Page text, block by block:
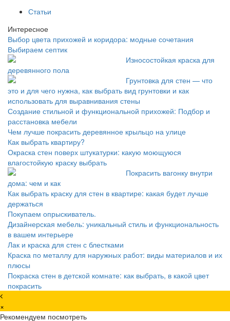
Статьи
Интересное
Выбор цвета прихожей и коридора: модные сочетания
Выбираем септик
Износостойкая краска для
деревянного пола
Грунтовка для стен — что
это и для чего нужна, как выбрать вид грунтовки и как
использовать для выравнивания стены
Создание стильной и функциональной прихожей: Подбор и
расстановка мебели
Чем лучше покрасить деревянное крыльцо на улице
Как выбрать квартиру?
Окраска стен поверх штукатурки: какую моющуюся
влагостойкую краску выбрать
Покрасить вагонку внутри
дома: чем и как
Как выбрать краску для стен в квартире: какая будет лучше
держаться
Покупаем опрыскиватель.
Дизайнерская мебель: уникальный стиль и функциональность
в вашем интерьере
Лак и краска для стен с блестками
Краска по металлу для наружных работ: виды материалов и их
плюсы
Покраска стен в детской комнате: как выбрать, в какой цвет
покрасить
×
Рекомендуем посмотреть